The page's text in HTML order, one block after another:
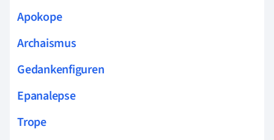
Apokope
Archaismus
Gedankenfiguren
Epanalepse
Trope